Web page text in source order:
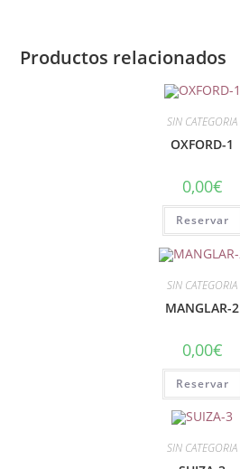
Productos relacionados
SIN CATEGORIA
OXFORD-1
0,00€
Reservar
SIN CATEGORIA
MANGLAR-2
0,00€
Reservar
SIN CATEGORIA